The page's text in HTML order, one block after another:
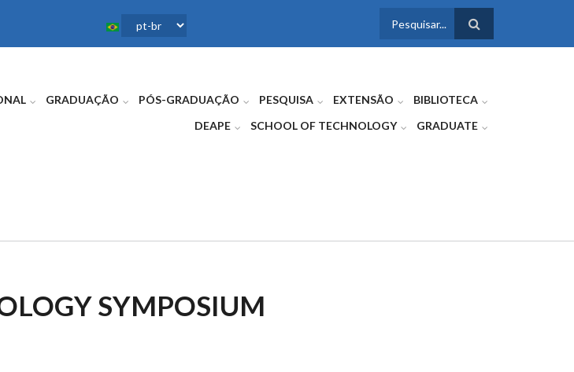
FORMULÁRIO
GRADUAÇÃO PÓS-GRADUAÇÃO PESQUISA EXTENSÃO
BIBLIOTECA
DEAPE
SCHOOL OF TECHNOLOGY GRADUATE
SYMPOSIUM